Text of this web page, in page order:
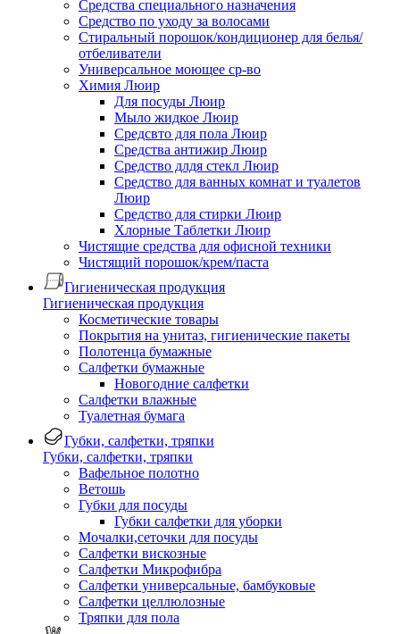
Средства специального назначения
Средство по уходу за волосами
Стиральный порошок/кондиционер для белья/
отбеливатели
Универсальное моющее ср-во
Химия Люир
Для посуды Люир
Мыло жидкое Люир
Средсвто для пола Люир
Средства антижир Люир
Средство длдя стекл Люир
Средство для ванных комнат и туалетов
Люир
Средство для стирки Люир
Хлорные Таблетки Люир
Чистящие средства для офисной техники
Чистящий порошок/крем/паста
Гигиеническая продукция
Гигиеническая продукция
Косметические товары
Покрытия на унитаз, гигиенические пакеты
Полотенца бумажные
Салфетки бумажные
Новогодние салфетки
Салфетки влажные
Туалетная бумага
Губки, салфетки, тряпки
Губки, салфетки, тряпки
Вафельное полотно
Ветошь
Губки для посуды
Губки салфетки для уборки
Мочалки,сеточки для посуды
Салфетки вискозные
Салфетки Микрофибра
Салфетки универсальные, бамбуковые
Салфетки целлюлозные
Тряпки для пола